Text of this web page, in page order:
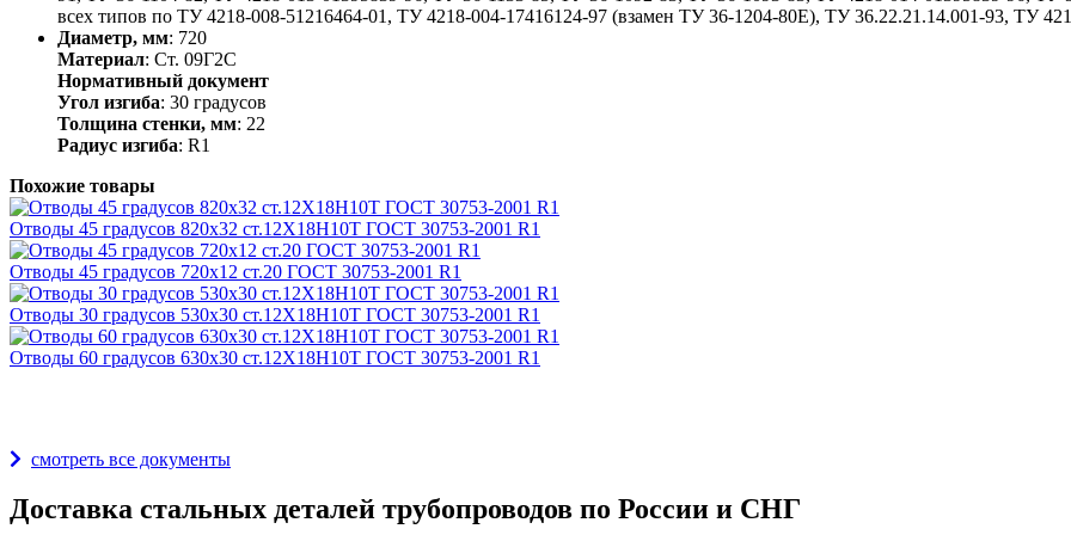
всех типов по ТУ 4218-008-51216464-01, ТУ 4218-004-17416124-97 (взамен ТУ 36-1204-80Е), ТУ 36.22.21.14.001-93, ТУ
Диаметр, мм: 720
Материал: Ст. 09Г2С
Нормативный документ
Угол изгиба: 30 градусов
Толщина стенки, мм: 22
Радиус изгиба: R1
Похожие товары
Отводы 45 градусов 820х32 ст.12Х18Н10Т ГОСТ 30753-2001 R1
Отводы 45 градусов 720х12 ст.20 ГОСТ 30753-2001 R1
Отводы 30 градусов 530х30 ст.12Х18Н10Т ГОСТ 30753-2001 R1
Отводы 60 градусов 630х30 ст.12Х18Н10Т ГОСТ 30753-2001 R1
смотреть все документы
Доставка стальных деталей трубопроводов по России и СНГ